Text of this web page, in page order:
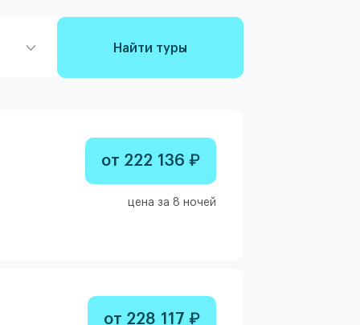
Найти туры
от 222 136 ₽
цена за 8 ночей
от 228 117 ₽